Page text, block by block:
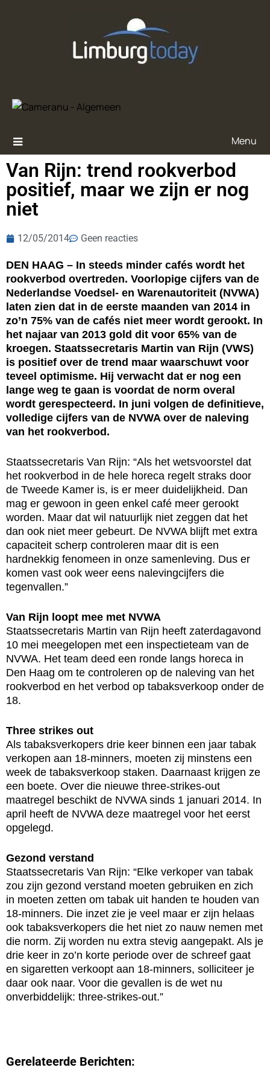
Menu
Van Rijn: trend rookverbod
positief, maar we zijn er nog
niet
12/05/2014 Geen reacties
DEN HAAG – In steeds minder cafés wordt het
rookverbod overtreden. Voorlopige cijfers van de
Nederlandse Voedsel- en Warenautoriteit (NVWA)
laten zien dat in de eerste maanden van 2014 in
zo’n 75% van de cafés niet meer wordt gerookt. In
het najaar van 2013 gold dit voor 65% van de
kroegen. Staatssecretaris Martin van Rijn (VWS)
is positief over de trend maar waarschuwt voor
teveel optimisme. Hij verwacht dat er nog een
lange weg te gaan is voordat de norm overal
wordt gerespecteerd. In juni volgen de definitieve,
volledige cijfers van de NVWA over de naleving
van het rookverbod.
Staatssecretaris Van Rijn: “Als het wetsvoorstel dat
het rookverbod in de hele horeca regelt straks door
de Tweede Kamer is, is er meer duidelijkheid. Dan
mag er gewoon in geen enkel café meer gerookt
worden. Maar dat wil natuurlijk niet zeggen dat het
dan ook niet meer gebeurt. De NVWA blijft met extra
capaciteit scherp controleren maar dit is een
hardnekkig fenomeen in onze samenleving. Dus er
komen vast ook weer eens nalevingcijfers die
tegenvallen.”
Van Rijn loopt mee met NVWA
Staatssecretaris Martin van Rijn heeft zaterdagavond
10 mei meegelopen met een inspectieteam van de
NVWA. Het team deed een ronde langs horeca in
Den Haag om te controleren op de naleving van het
rookverbod en het verbod op tabaksverkoop onder de
18.
Three strikes out
Als tabaksverkopers drie keer binnen een jaar tabak
verkopen aan 18-minners, moeten zij minstens een
week de tabaksverkoop staken. Daarnaast krijgen ze
een boete. Over die nieuwe three-strikes-out
maatregel beschikt de NVWA sinds 1 januari 2014. In
april heeft de NVWA deze maatregel voor het eerst
opgelegd.
Gezond verstand
Staatssecretaris Van Rijn: “Elke verkoper van tabak
zou zijn gezond verstand moeten gebruiken en zich
in moeten zetten om tabak uit handen te houden van
18-minners. Die inzet zie je veel maar er zijn helaas
ook tabaksverkopers die het niet zo nauw nemen met
die norm. Zij worden nu extra stevig aangepakt. Als je
drie keer in zo’n korte periode over de schreef gaat
en sigaretten verkoopt aan 18-minners, solliciteer je
daar ook naar. Voor die gevallen is de wet nu
onverbiddelijk: three-strikes-out.”
Gerelateerde Berichten: